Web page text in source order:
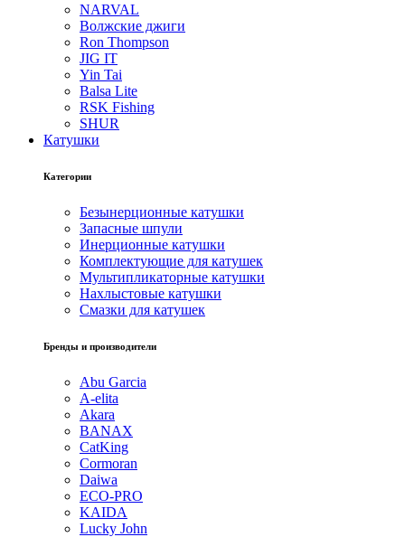
NARVAL
Волжские джиги
Ron Thompson
JIG IT
Yin Tai
Balsa Lite
RSK Fishing
SHUR
Катушки
Категории
Безынерционные катушки
Запасные шпули
Инерционные катушки
Комплектующие для катушек
Мультипликаторные катушки
Нахлыстовые катушки
Смазки для катушек
Бренды и производители
Abu Garcia
A-elita
Akara
BANAX
CatKing
Cormoran
Daiwa
ECO-PRO
KAIDA
Lucky John